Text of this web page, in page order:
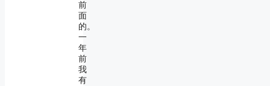
前
面
的。
一
年
前
我
有